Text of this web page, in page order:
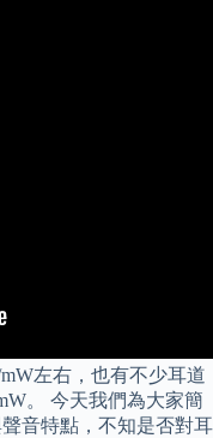
左右，也有不少耳道
。 今天我們為大家簡
音特點，不知是否對耳